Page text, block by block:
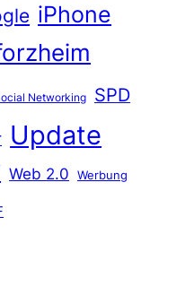
iPhone
Networking
SPD
Update
Web 2.0 Werbung